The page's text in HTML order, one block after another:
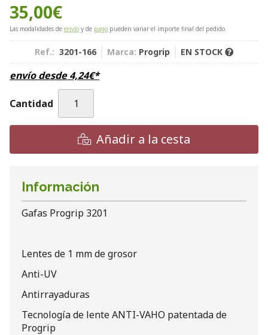
35,00€
Las modalidades de envío y de pago pueden variar el importe final del pedido.
Ref.: 3201-166 Marca: Progrip EN STOCK
envío desde4,24€*
Cantidad
Añadir a la cesta
Información
Gafas Progrip 3201
Lentes de 1 mm de grosor
Anti-UV
Antirrayaduras
Tecnología de lente ANTI-VAHO patentada de
Progrip